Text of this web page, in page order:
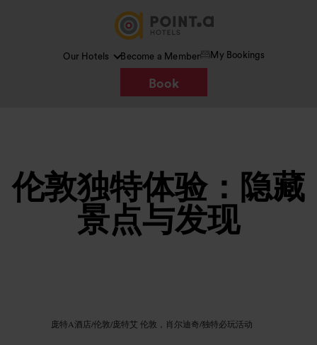
Our Hotels Become a Member My Bookings
Book
伦敦独特体验：隐藏
景点与发现
庞特A酒店/伦敦/庞特艾 伦敦，肖尔迪奇/独特必玩活动